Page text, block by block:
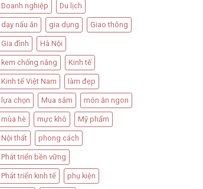
Doanh nghiệp Du lịch
dạy nấu ăn gia dụng Giao thông
Gia đình Hà Nội
kem chống nắng Kinh tế
Kinh tế Việt Nam làm đẹp
lựa chọn Mua sắm món ăn ngon
mùa hè mực khô Mỹ phẩm
Nội thất phong cách
Phát triển bền vững
Phát triển kinh tế phụ kiện